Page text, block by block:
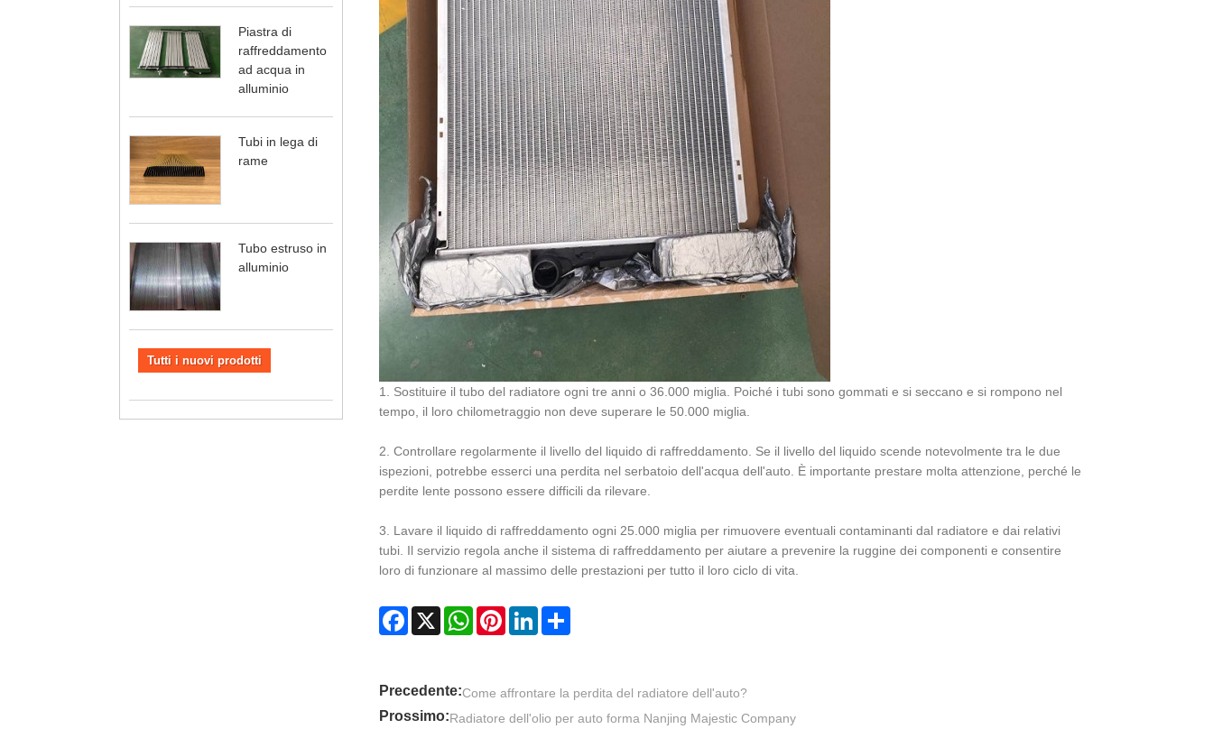
Piastra di
raffreddamento
ad acqua in
alluminio
Tubi in lega di
rame
Tubo estruso in
alluminio
Tutti i nuovi prodotti
1. Sostituire il tubo del radiatore ogni tre anni o 36.000 miglia. Poiché i tubi sono gommati e si seccano e si rompono nel
tempo, il loro chilometraggio non deve superare le 50.000 miglia.
2. Controllare regolarmente il livello del liquido di raffreddamento. Se il livello del liquido scende notevolmente tra le due
ispezioni, potrebbe esserci una perdita nel serbatoio dell'acqua dell'auto. È importante prestare molta attenzione, perché le
perdite lente possono essere difficili da rilevare.
3. Lavare il liquido di raffreddamento ogni 25.000 miglia per rimuovere eventuali contaminanti dal radiatore e dai relativi
tubi. Il servizio regola anche il sistema di raffreddamento per aiutare a prevenire la ruggine dei componenti e consentire
loro di funzionare al massimo delle prestazioni per tutto il loro ciclo di vita.
Facebook
X WhatsAppPinterestLinkedInShare
Precedente:Come affrontare la perdita del radiatore dell'auto?
Prossimo:Radiatore dell'olio per auto forma Nanjing Majestic Company